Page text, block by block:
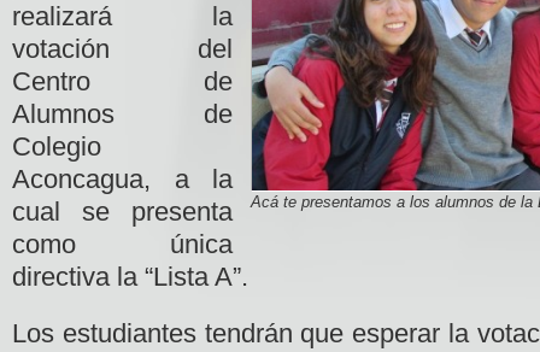
Acá te presentamos a los alumnos de la
realizará la
votación del
Centro de
Alumnos de
Colegio
Aconcagua, a la
cual se presenta
como única
directiva la “Lista A”.
Los estudiantes tendrán que esperar la